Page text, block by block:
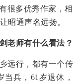
很多优秀作家，相
昭通声名远扬。
老师有什么看法？
远行，都有一个传
兵，61岁退休，